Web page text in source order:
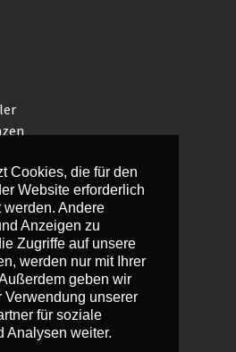
Cookies, die für den
Website erforderlich
werden. Andere
Anzeigen zu
Zugriffe auf unsere
werden nur mit Ihrer
geben wir
Verwendung unserer
für soziale
Analysen weiter.